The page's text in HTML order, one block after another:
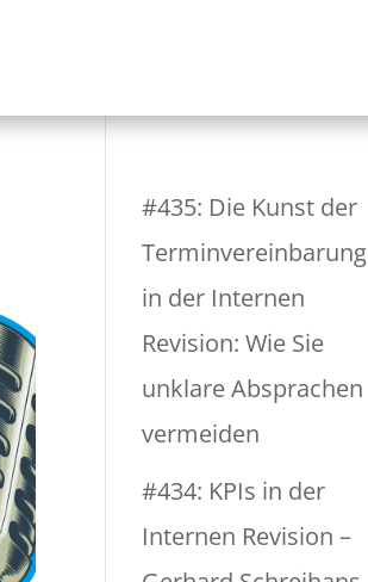
#435: Die Kunst der
Terminvereinbarung
in der Internen
Revision: Wie Sie
unklare Absprachen
vermeiden
#434: KPIs in der
Internen Revision –